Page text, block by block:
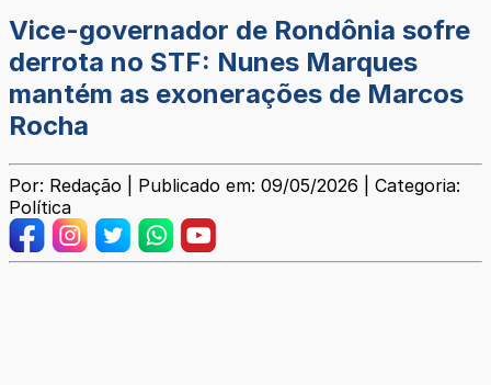
Vice-governador de Rondônia sofre
derrota no STF: Nunes Marques
mantém as exonerações de Marcos
Rocha
Por: Redação | Publicado em: 09/05/2026 | Categoria:
Política